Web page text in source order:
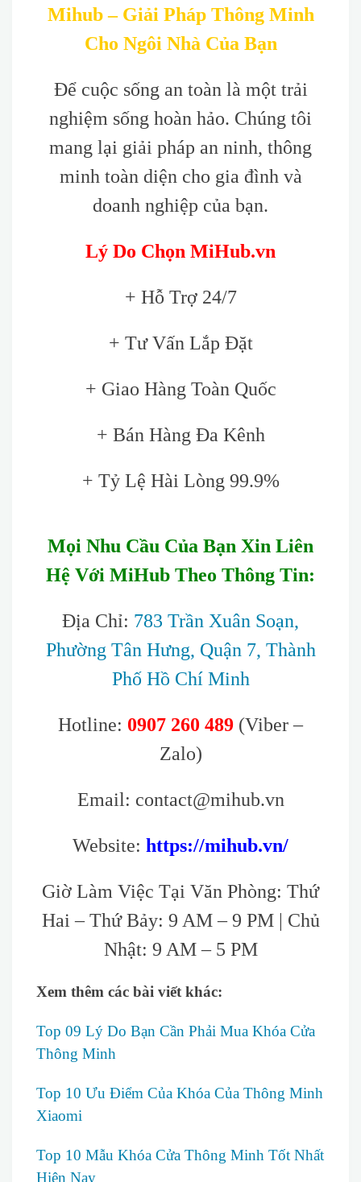
Mihub – Giải Pháp Thông Minh
Cho Ngôi Nhà Của Bạn
Để cuộc sống an toàn là một trải
nghiệm sống hoàn hảo. Chúng tôi
mang lại giải pháp an ninh, thông
minh toàn diện cho gia đình và
doanh nghiệp của bạn.
Lý Do Chọn MiHub.vn
+ Hỗ Trợ 24/7
+ Tư Vấn Lắp Đặt
+ Giao Hàng Toàn Quốc
+ Bán Hàng Đa Kênh
+ Tỷ Lệ Hài Lòng 99.9%
Mọi Nhu Cầu Của Bạn Xin Liên
Hệ Với MiHub Theo Thông Tin:
Địa Chỉ: 783 Trần Xuân Soạn,
Phường Tân Hưng, Quận 7, Thành
Phố Hồ Chí Minh
Hotline: 0907 260 489 (Viber –
Zalo)
Email: contact@mihub.vn
Website: https://mihub.vn/
Giờ Làm Việc Tại Văn Phòng: Thứ
Hai – Thứ Bảy: 9 AM – 9 PM | Chủ
Nhật: 9 AM – 5 PM
Xem thêm các bài viết khác:
Top 09 Lý Do Bạn Cần Phải Mua Khóa Cửa
Thông Minh
Top 10 Ưu Điểm Của Khóa Của Thông Minh
Xiaomi
Top 10 Mẫu Khóa Cửa Thông Minh Tốt Nhất
Hiện Nay